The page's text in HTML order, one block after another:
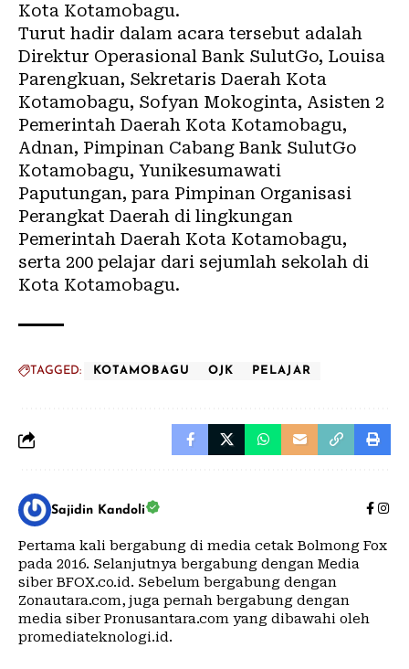
Kota Kotamobagu.
Turut hadir dalam acara tersebut adalah
Direktur Operasional Bank SulutGo, Louisa
Parengkuan, Sekretaris Daerah Kota
Kotamobagu, Sofyan Mokoginta, Asisten 2
Pemerintah Daerah Kota Kotamobagu,
Adnan, Pimpinan Cabang Bank SulutGo
Kotamobagu, Yunikesumawati
Paputungan, para Pimpinan Organisasi
Perangkat Daerah di lingkungan
Pemerintah Daerah Kota Kotamobagu,
serta 200 pelajar dari sejumlah sekolah di
Kota Kotamobagu.
TAGGED: KOTAMOBAGU OJK PELAJAR
Sajidin Kandoli
Pertama kali bergabung di media cetak Bolmong Fox
pada 2016. Selanjutnya bergabung dengan Media
siber BFOX.co.id. Sebelum bergabung dengan
Zonautara.com, juga pernah bergabung dengan
media siber Pronusantara.com yang dibawahi oleh
promediateknologi.id.